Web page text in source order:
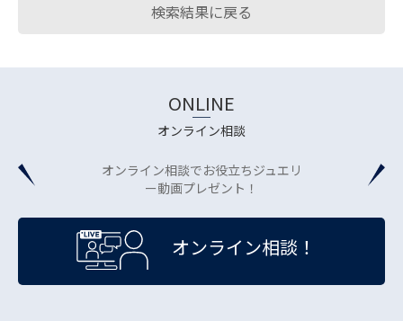
検索結果に戻る
ONLINE
オンライン相談
オンライン相談でお役立ちジュエリ
ー動画プレゼント！
オンライン相談！